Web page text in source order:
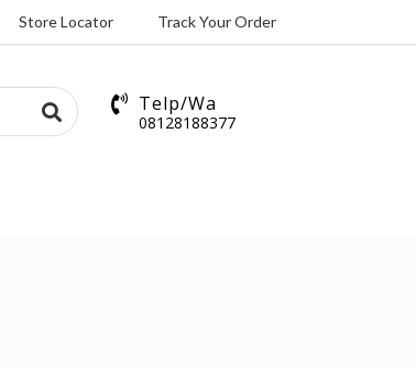
Store Locator Track Your Order
Telp/Wa
08128188377